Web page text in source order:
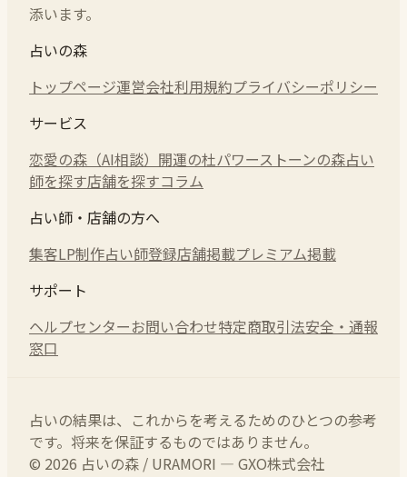
添います。
占いの森
トップページ運営会社利用規約プライバシーポリシー
サービス
恋愛の森（AI相談） 開運の杜パワーストーンの森占い
師を探す店舗を探すコラム
占い師・店舗の方へ
集客LP制作占い師登録店舗掲載プレミアム掲載
サポート
ヘルプセンターお問い合わせ特定商取引法安全・通報
窓口
占いの結果は、これからを考えるためのひとつの参考
です。将来を保証するものではありません。
© 2026 占いの森 / URAMORI — GXO株式会社